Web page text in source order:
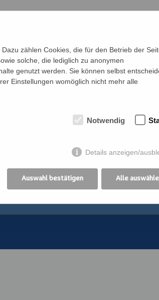
Partner
Erzdiözese Wien
zählen Cookies, die für den Betrieb der
solche, die lediglich zu anonymen
genutzt werden. Sie können selbst
Einstellungen womöglich nicht mehr alle
Notwendig
Details anzeigen/
Auswahl bestätigen Alle